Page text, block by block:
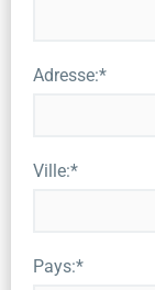
Adresse:*
Ville:*
Pays:*